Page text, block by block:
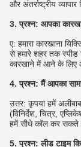
और अंतर्राष्ट्रीय व्यापार
3. प्रश्न: आपका
ए: हमारा कारखाना
से हमारे शहर तक स्पीड
कारखाने में आने के लिए
4. प्रश्न: मैं आपका
उत्तर: कृपया हमें
(विनिर्देश, चित्र,
हमें सीधे कॉल कर सकते
5. प्रश्न: लीड टाइम